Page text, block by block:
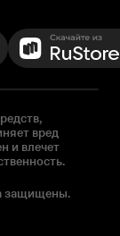
вред
и влечет
защищены.